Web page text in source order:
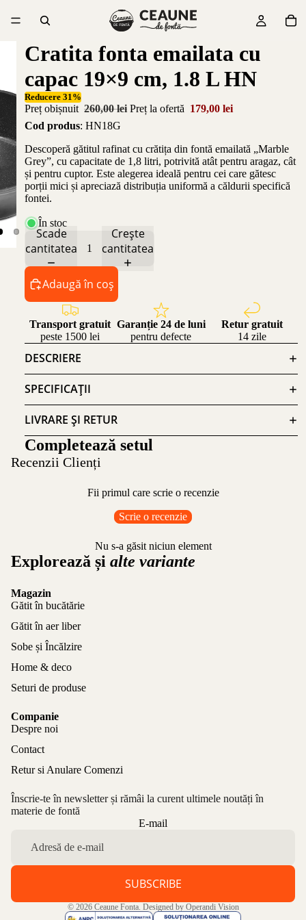
Cratita fonta emailata cu
capac 19×9 cm, 1.8 L HN
Reducere 31%
Preț obișnuit 260,00 lei Preț la ofertă 179,00 lei
Cod produs: HN18G
Descoperă gătitul rafinat cu crătița din fontă emailată „Marble
Grey”, cu capacitate de 1,8 litri, potrivită atât pentru aragaz, cât
și pentru cuptor. Este alegerea ideală pentru cei care gătesc
porții mici și apreciază distribuția uniformă a căldurii specifică
fontei.
În stoc
Scade
cantitatea
Crește
cantitatea
Adaugă în coș
Transport gratuit
peste 1500 lei
Garanție 24 de luni
pentru defecte
Retur gratuit
14 zile
DESCRIERE
SPECIFICAȚII
LIVRARE ȘI RETUR
Completează setul
Recenzii Clienți
Fii primul care scrie o recenzie
Scrie o recenzie
Nu s-a găsit niciun element
Explorează și alte variante
Magazin
Gătit în bucătărie
Gătit în aer liber
Sobe și Încălzire
Home & deco
Seturi de produse
Companie
Despre noi
Contact
Retur si Anulare Comenzi
Înscrie-te în newsletter și rămâi la curent ultimele noutăți în
materie de fontă
E-mail
SUBSCRIBE
© 2026 Ceaune Fonta. Designed by Operandi Vision
Politica de confidențialitate
Aviz legal